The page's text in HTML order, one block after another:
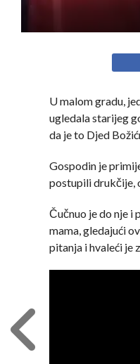
U malom gradu,
ugledala starijeg
da je to Djed
Gospodin je
postupili drukčije,
Čučnuo je do nje i
mama, gledajući
pitanja i hvaleći je